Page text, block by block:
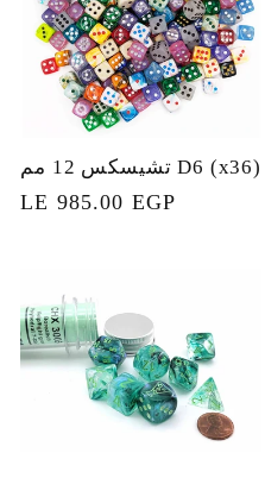
تشيسكس 12 مم D6 (x36)
السعر
LE 985.00 EGP